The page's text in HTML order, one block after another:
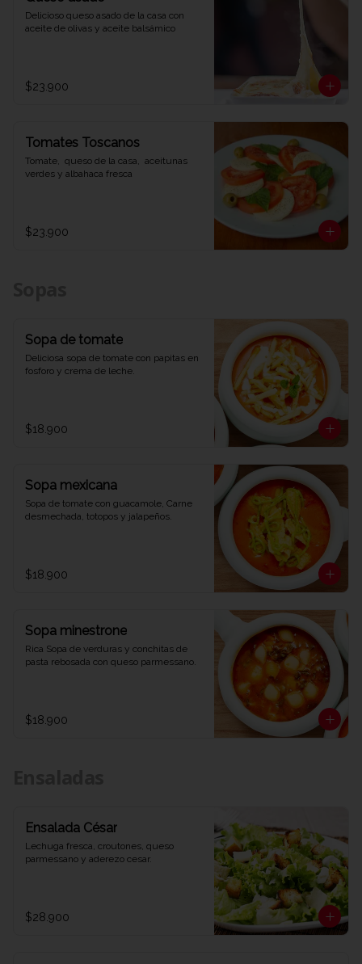
Delicioso queso asado de la casa con
aceite de olivas y aceite balsámico
$23.900
Tomates Toscanos
Tomate,  queso de la casa,  aceitunas
verdes y albahaca fresca
$23.900
Sopa de tomate
Deliciosa sopa de tomate con papitas en
fosforo y crema de leche.
$18.900
Sopa mexicana
Sopa de tomate con guacamole, Carne
desmechada, totopos y jalapeños.
$18.900
Sopa minestrone
Rica Sopa de verduras y conchitas de
pasta rebosada con queso parmessano.
$18.900
Ensalada César
Lechuga fresca, croutones, queso
parmessano y aderezo cesar.
$28.900